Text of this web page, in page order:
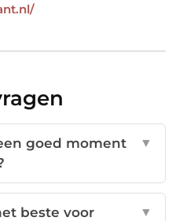
goed moment
▼
beste voor
▼